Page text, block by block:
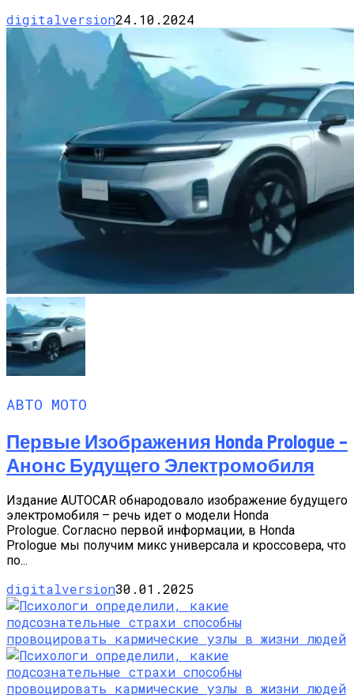
digitalversion24.10.2024
АВТО МОТО
Первые Изображения Honda Prologue –
Анонс Будущего Электромобиля
Издание AUTOCAR обнародовало изображение будущего
электромобиля – речь идет о модели Honda
Prologue. Согласно первой информации, в Honda
Prologue мы получим микс универсала и кроссовера, что
по...
digitalversion30.01.2025